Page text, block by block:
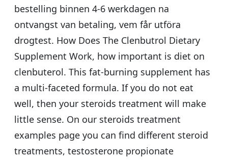
bestelling binnen 4-6 werkdagen na
ontvangst van betaling, vem får utföra
drogtest. How Does The Clenbutrol Dietary
Supplement Work, how important is diet on
clenbuterol. This fat-burning supplement has
a multi-faceted formula. If you do not eat
well, then your steroids treatment will make
little sense. On our steroids treatment
examples page you can find different steroid
treatments, testosterone propionate